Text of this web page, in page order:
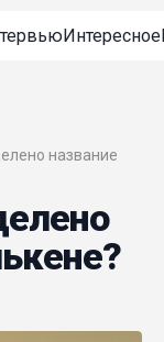
Интересное
название